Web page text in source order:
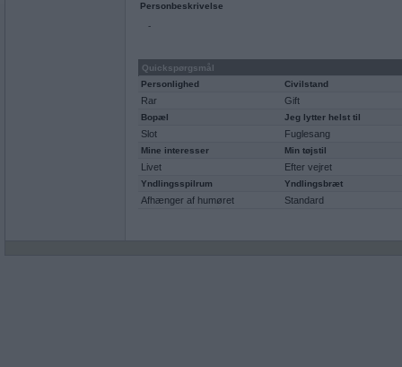
Personbeskrivelse
-
Quickspørgsmål
Personlighed
Civilstand
Rar Gift
Bopæl Jeg lytter helst til
Slot Fuglesang
Mine interesser Min tøjstil
Livet Efter vejret
Yndlingsspilrum Yndlingsbræt
Afhænger af humøret Standard